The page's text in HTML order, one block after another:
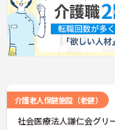
介護老人保健施設（老健）
社会医療法人謙仁会グリ